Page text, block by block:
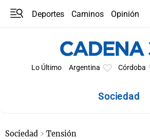
Deportes Caminos
Opinión
Lo Último Argentina Córdoba
Sociedad
Sociedad Tensión